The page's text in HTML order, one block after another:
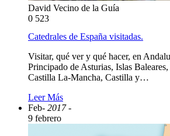
David Vecino de la Guía
0 523
Catedrales de España visitadas.
Visitar, qué ver y qué hacer, en
Principado de Asturias, Islas
Castilla La-Mancha, Castilla y…
Leer Más
Feb- 2017 -
9 febrero